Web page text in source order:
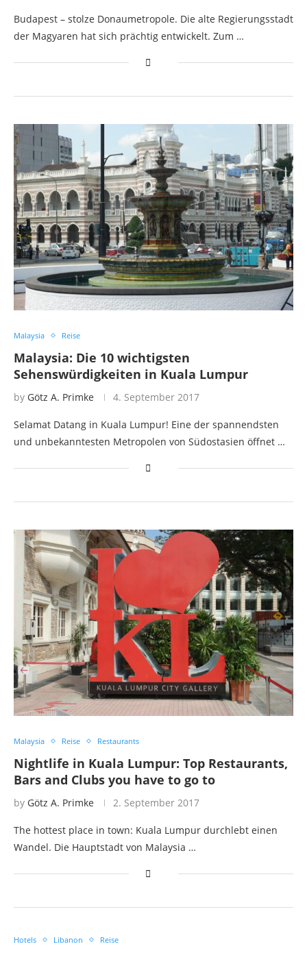
Budapest – stolze Donaumetropole. Die alte Regierungsstadt
der Magyaren hat sich prächtig entwickelt. Zum …
Malaysia Reise
Malaysia: Die 10 wichtigsten
Sehenswürdigkeiten in Kuala Lumpur
by Götz A. Primke 4. September 2017
Selamat Datang in Kuala Lumpur! Eine der spannendsten
und unbekanntesten Metropolen von Südostasien öffnet …
Malaysia Reise Restaurants
Nightlife in Kuala Lumpur: Top Restaurants,
Bars and Clubs you have to go to
by Götz A. Primke 2. September 2017
The hottest place in town: Kuala Lumpur durchlebt einen
Wandel. Die Hauptstadt von Malaysia …
Hotels Libanon Reise